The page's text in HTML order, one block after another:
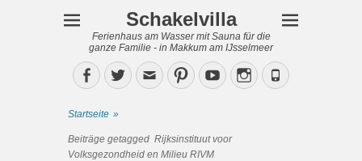
Schakelvilla
Ferienhaus am Wasser mit Sauna für die
ganze Familie - in Makkum am IJsselmeer
Facebook
TwitterEmailPinterestYouTubeInstagram
Phone
Startseite »
Beiträge getagged Rijksinstituut voor
Volksgezondheid en Milieu RIVM